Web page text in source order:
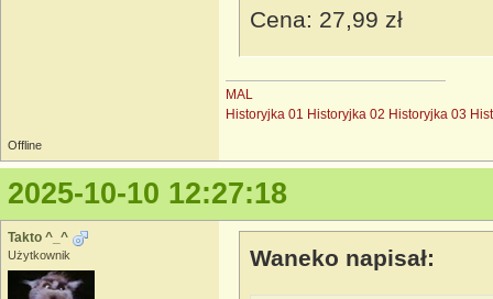
Cena: 27,99 zł
MAL
Historyjka 01 Historyjka 02 Historyjka 03
Offline
2025-10-10 12:27:18
Takto ^_^
Użytkownik Waneko napisał: